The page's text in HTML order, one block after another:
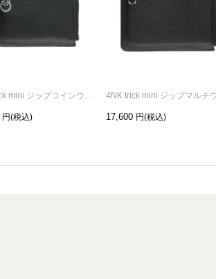
4NK trick mini ジップコインウォレット キャッシュレス対応のお財布/L字コイン&キーケース/アイレットプリント
17,600